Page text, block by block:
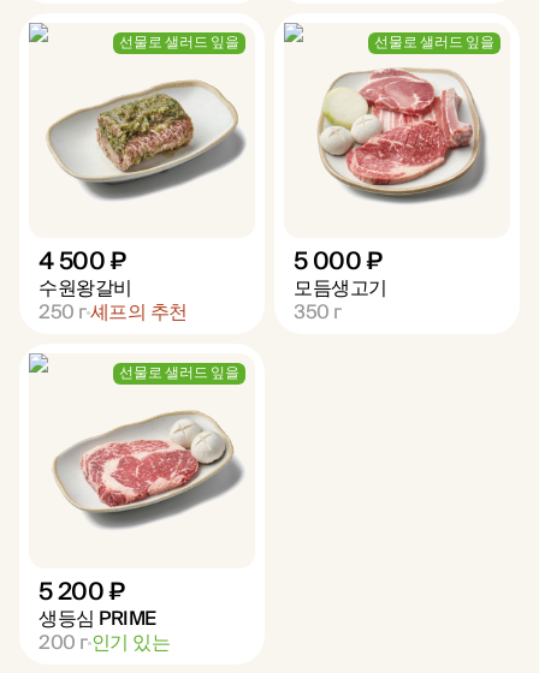
선물로 샐러드 잎을
4 500 ₽
수원왕갈비
250г셰프의 추천
선물로 샐러드 잎을
5 000 ₽
모듬생고기
350г
선물로 샐러드 잎을
5 200 ₽
생등심 PRIME
200г인기 있는